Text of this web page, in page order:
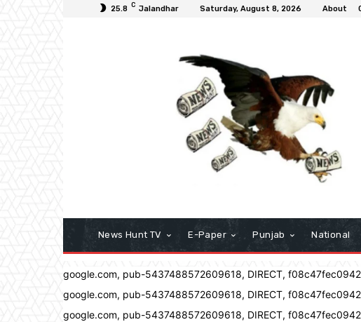
25.8 C Jalandhar Saturday, August 8, 2026 About
News Hunt TV E-Paper Punjab National
google.com, pub-5437488572609618, DIRECT,
google.com, pub-5437488572609618, DIRECT,
google.com, pub-5437488572609618, DIRECT,